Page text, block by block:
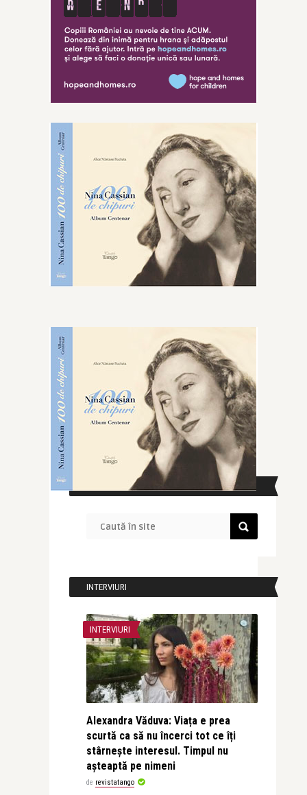
CAUTĂ ÎN SITE
INTERVIURI
INTERVIURI
Alexandra Văduva: Viața e prea
scurtă ca să nu încerci tot ce îți
stârnește interesul. Timpul nu
așteaptă pe nimeni
de revistatango